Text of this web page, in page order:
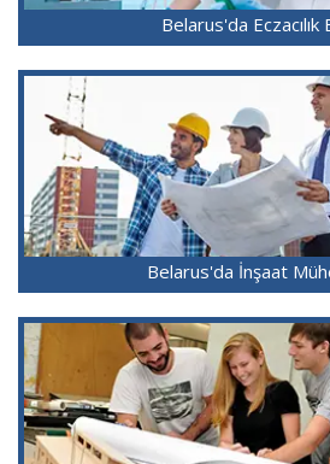
Belarus'da Eczacılık
Belarus'da İnşaat